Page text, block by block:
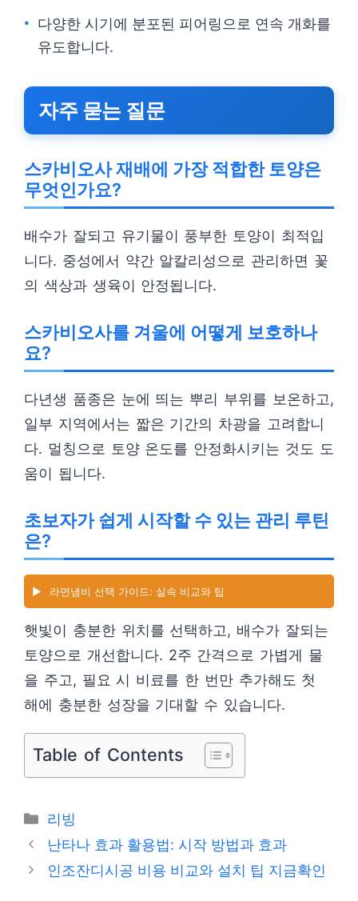
다양한 시기에 분포된 피어링으로 연속 개화를
유도합니다.
자주 묻는 질문
스카비오사 재배에 가장 적합한 토양은
무엇인가요?
배수가 잘되고 유기물이 풍부한 토양이 최적입
니다. 중성에서 약간 알칼리성으로 관리하면 꽃
의 색상과 생육이 안정됩니다.
스카비오사를 겨울에 어떻게 보호하나
요?
다년생 품종은 눈에 띄는 뿌리 부위를 보온하고,
일부 지역에서는 짧은 기간의 차광을 고려합니
다. 멀칭으로 토양 온도를 안정화시키는 것도 도
움이 됩니다.
초보자가 쉽게 시작할 수 있는 관리 루틴
은?
▶️ 라면냄비 선택 가이드: 실속 비교와 팁
햇빛이 충분한 위치를 선택하고, 배수가 잘되는
토양으로 개선합니다. 2주 간격으로 가볍게 물
을 주고, 필요 시 비료를 한 번만 추가해도 첫
해에 충분한 성장을 기대할 수 있습니다.
Table of Contents
카
테
리
리빙
난타나 효과 활용법: 시작 방법과 효과
인조잔디시공 비용 비교와 설치 팁 지금확인